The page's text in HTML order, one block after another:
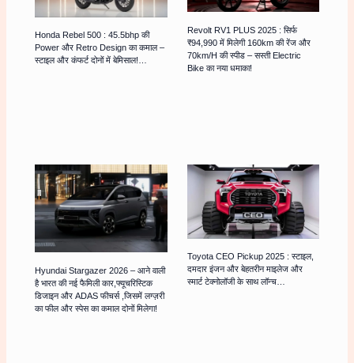
Honda Rebel 500 : 45.5bhp की
Power और Retro Design का कमाल –
स्टाइल और कंफर्ट दोनों में बेमिसाल!…
Revolt RV1 PLUS 2025 : सिर्फ
₹94,990 में मिलेगी 160km की रेंज और
70km/h की स्पीड – सस्ती Electric
Bike का नया धमाका!
Hyundai Stargazer 2026 – आने वाली
है भारत की नई फैमिली कार,फ्यूचरिस्टिक
डिजाइन और ADAS फीचर्स ,जिसमें लग्ज़री
का फील और स्पेस का कमाल दोनों मिलेगा!
Toyota CEO Pickup 2025 : स्टाइल,
दमदार इंजन और बेहतरीन माइलेज और
स्मार्ट टेक्नोलॉजी के साथ लॉन्च…